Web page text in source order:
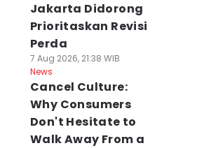
Jakarta Didorong
Prioritaskan Revisi
Perda
7 Aug 2026, 21:38 WIB
News
Cancel Culture:
Why Consumers
Don't Hesitate to
Walk Away From a